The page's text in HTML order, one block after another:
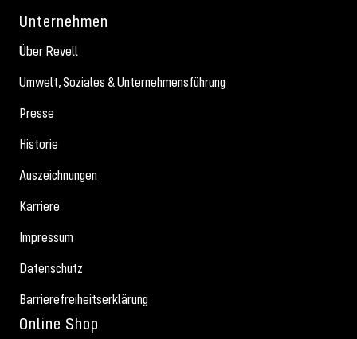
Unternehmen
Über Revell
Umwelt, Soziales & Unternehmensführung
Presse
Historie
Auszeichnungen
Karriere
Impressum
Datenschutz
Barrierefreiheitserklärung
Online Shop